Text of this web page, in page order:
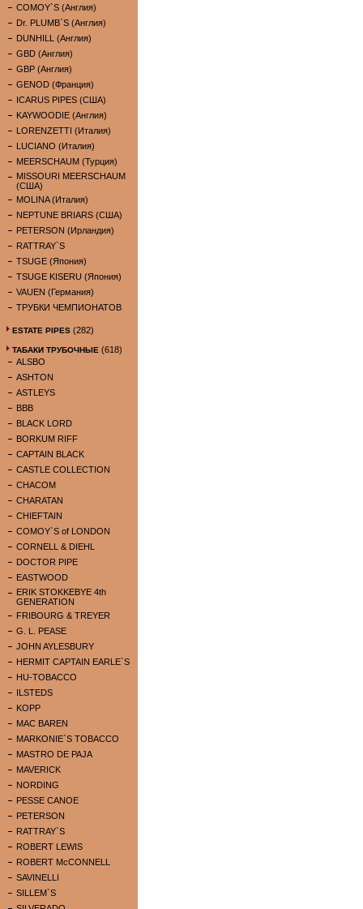
COMOY`S (Англия)
Dr. PLUMB`S (Англия)
DUNHILL (Англия)
GBD (Англия)
GBP (Англия)
GENOD (Франция)
ICARUS PIPES (США)
KAYWOODIE (Англия)
LORENZETTI (Италия)
LUCIANO (Италия)
MEERSCHAUM (Турция)
MISSOURI MEERSCHAUM
(США)
MOLINA (Италия)
NEPTUNE BRIARS (США)
PETERSON (Ирландия)
RATTRAY`S
TSUGE (Япония)
TSUGE KISERU (Япония)
VAUEN (Германия)
ТРУБКИ ЧЕМПИОНАТОВ
ESTATE PIPES (282)
ТАБАКИ ТРУБОЧНЫЕ (618)
ALSBO
ASHTON
ASTLEYS
BBB
BLACK LORD
BORKUM RIFF
CAPTAIN BLACK
CASTLE COLLECTION
CHACOM
CHARATAN
CHIEFTAIN
COMOY`S of LONDON
CORNELL & DIEHL
DOCTOR PIPE
EASTWOOD
ERIK STOKKEBYE 4th
GENERATION
FRIBOURG & TREYER
G. L. PEASE
JOHN AYLESBURY
HERMIT CAPTAIN EARLE`S
HU-TOBACCO
ILSTEDS
KOPP
MAC BAREN
MARKONIE`S TOBACCO
MASTRO DE PAJA
MAVERICK
NORDING
PESSE CANOE
PETERSON
RATTRAY`S
ROBERT LEWIS
ROBERT McCONNELL
SAVINELLI
SILLEM`S